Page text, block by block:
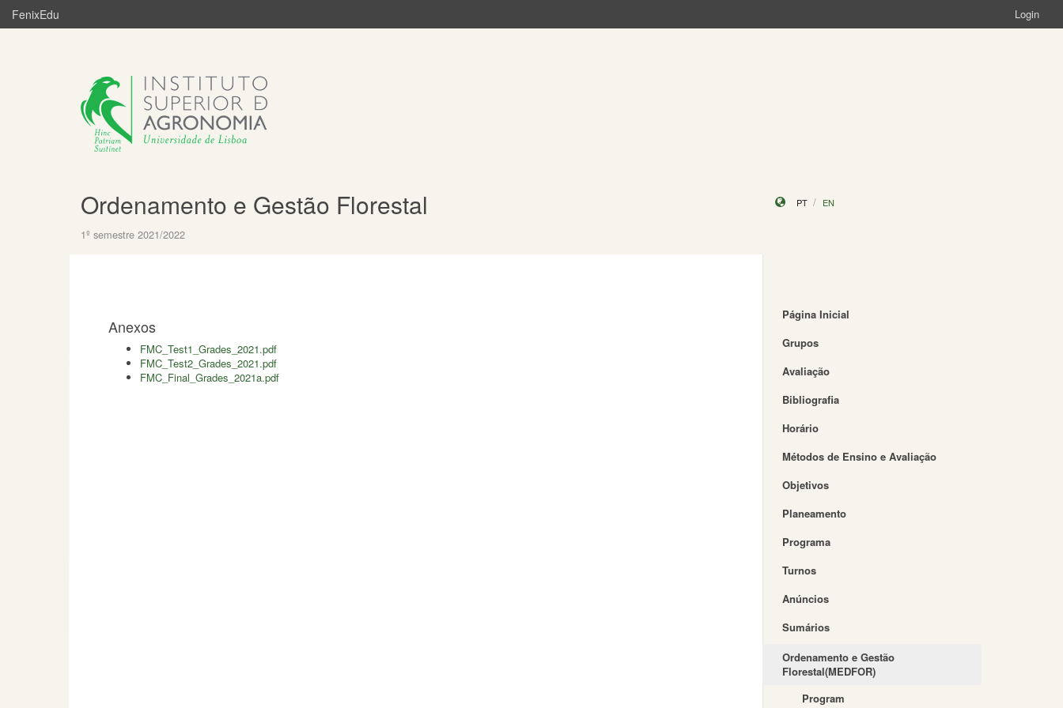
FenixEdu Login
Ordenamento e Gestão Florestal
1º semestre 2021/2022
PT EN
Anexos
FMC_Test1_Grades_2021.pdf
FMC_Test2_Grades_2021.pdf
FMC_Final_Grades_2021a.pdf
Página Inicial
Grupos
Avaliação
Bibliografia
Horário
Métodos de Ensino e Avaliação
Objetivos
Planeamento
Programa
Turnos
Anúncios
Sumários
Ordenamento e Gestão
Florestal(MEDFOR)
Program